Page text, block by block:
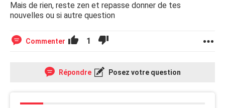
Mais de rien, reste zen et repasse donner de tes
nouvelles ou si autre question
Commenter 1
Répondre Posez votre question